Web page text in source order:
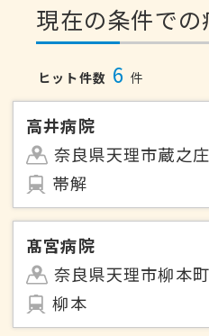
現在の条件で
ヒット件数 6 件
高井病院
奈良県天理市蔵之
帯解
髙宮病院
奈良県天理市柳本
柳本